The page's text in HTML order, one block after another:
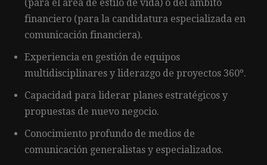
(para el área de estilo de vida) o del ámbito
financiero (para la candidatura especializada en
comunicación financiera).
Experiencia en gestión de equipos
multidisciplinares y liderazgo de proyectos 360º.
Capacidad para liderar planes estratégicos y
propuestas de nuevo negocio.
Conocimiento profundo de medios de
comunicación generalistas y especializados.